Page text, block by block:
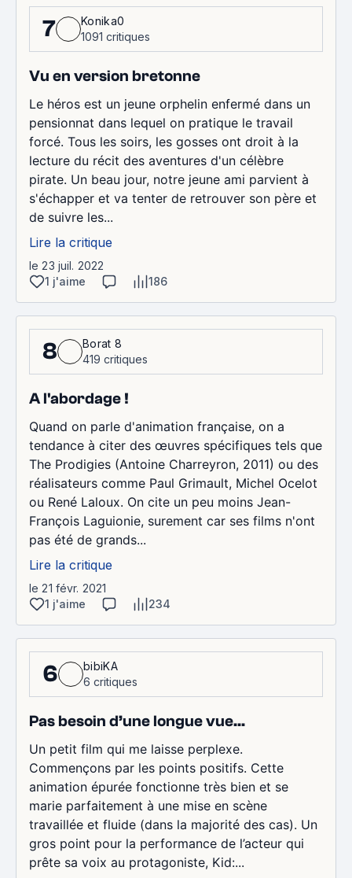
7
Konika0
1091 critiques
Vu en version bretonne
Le héros est un jeune orphelin enfermé dans un
pensionnat dans lequel on pratique le travail
forcé. Tous les soirs, les gosses ont droit à la
lecture du récit des aventures d'un célèbre
pirate. Un beau jour, notre jeune ami parvient à
s'échapper et va tenter de retrouver son père et
de suivre les...
Lire la critique
le 23 juil. 2022
1 j'aime
186
8
Borat 8
419 critiques
A l'abordage !
Quand on parle d'animation française, on a
tendance à citer des œuvres spécifiques tels que
The Prodigies (Antoine Charreyron, 2011) ou des
réalisateurs comme Paul Grimault, Michel Ocelot
ou René Laloux. On cite un peu moins Jean-
François Laguionie, surement car ses films n'ont
pas été de grands...
Lire la critique
le 21 févr. 2021
1 j'aime
234
6
bibiKA
6 critiques
Pas besoin d’une longue vue...
Un petit film qui me laisse perplexe.
Commençons par les points positifs. Cette
animation épurée fonctionne très bien et se
marie parfaitement à une mise en scène
travaillée et fluide (dans la majorité des cas). Un
gros point pour la performance de l’acteur qui
prête sa voix au protagoniste, Kid:...